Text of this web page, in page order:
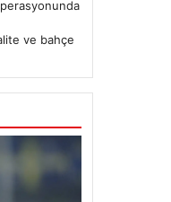
ve bahçe